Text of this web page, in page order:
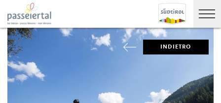
INDIETRO